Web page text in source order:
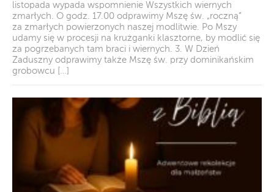
listopada wypada wspomnienie Wszystkich wiernych
zmarłych. O godz. 17.00 odprawimy Mszę św. „roczną”
za zmarłych powierzonych naszej modlitwie. Po Mszy
udamy się w procesji na krużganki klasztorne, by modlić się
za pogrzebanych tam braci i wiernych. 3. W Dzień
Zaduszny odprawimy także Mszę św. przy dominikańskim
grobowcu […]